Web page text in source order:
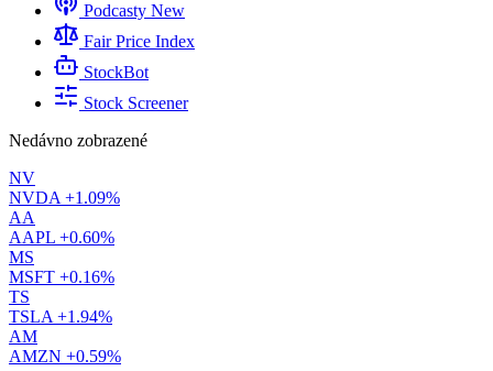
Podcasty New
Fair Price Index
StockBot
Stock Screener
Nedávno zobrazené
NV
NVDA +1.09%
AA
AAPL +0.60%
MS
MSFT +0.16%
TS
TSLA +1.94%
AM
AMZN +0.59%